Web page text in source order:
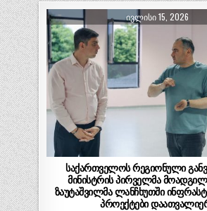
ᲘᲕᲚᲘᲡᲘ 15, 2026
საქართველოს რეგიონული
მინისტრის პირველმა
ზაუტაშვილმა ლანჩხუთში
პროექტები